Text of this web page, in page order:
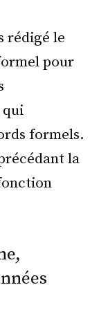
rédigé le
pour
formels.
la